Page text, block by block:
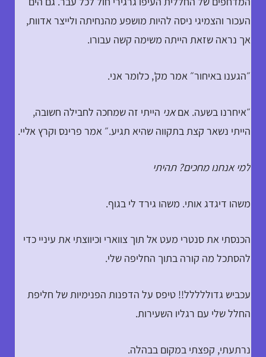
העכור והצמיגי ניסה להיות מושפע מהנחיתה ולייצר אדוות,
אך נראה שזאת הייתה משימה קשה עבורו.
״הגענו באיחור״ אמר מק', כלומר אני.
״איחרנו בשעה. אםאני הייתי זה שמחכה לחבילה חשובה,
הייתי נשאר קצת בתקווה שהיא תגיע.״ אמר פרינס וקרץ אליי.
למי אנחנו מחכים? תהיתי
משהו דיגדג אותי. משהו גירד לי בגוף.
הכנסתי את סנטרי מעט אל תוך צווארי וכיווצתי את עיניי כדי
להסתכל מה קורה בתוך החליפה שלי.
עכביש גדוללללל!! טיפס על הדפנות הפנימיות של חליפת
החלל שלי עם רגליו השעירות.
נרתעתי, קפצתי במקום בבהלה.